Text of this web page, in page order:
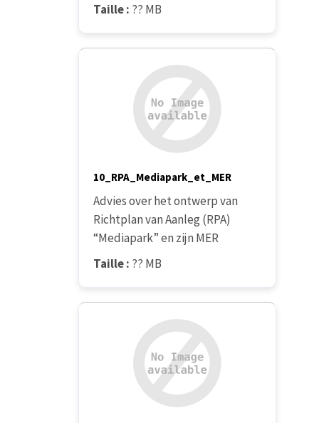
Taille : ?? MB
10_RPA_Mediapark_et_MER
Advies over het ontwerp van
Richtplan van Aanleg (RPA)
“Mediapark” en zijn MER
Taille : ?? MB